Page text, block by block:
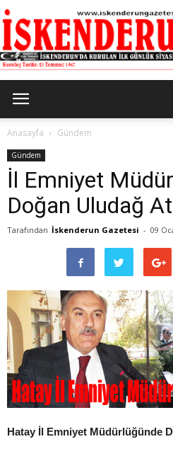
Anasayfa Gündem
Gündem
İl Emniyet
Doğan Uludağ
Tarafından İskenderun Gazetesi - 09
Hatay İl Emniyet Müdürlüğünde